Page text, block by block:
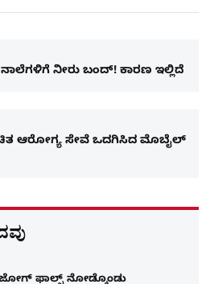
ನೀರು ಬಂದ್! ಕಾರಣ ಇಲ್ಲಿದೆ
ಆರೋಗ್ಯ ಸೇವೆ ಒದಗಿಸಿದ ಮೊಬೈಲ್
ಫಾಲ್ಸ್​ ನೋಡ್ಕೊಂಡು